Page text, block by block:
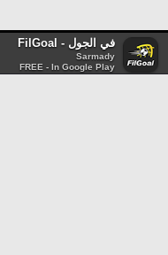
في الجول - FilGoal
Sarmady
FREE - In Google Play